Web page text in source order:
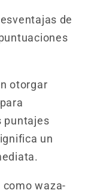
de
otorgar
puntajes
un
waza-